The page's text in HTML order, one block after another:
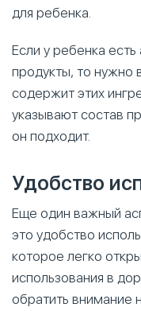
для ребенка.
Если у ребенка
продукты, то нужно
содержит этих
указывают состав
он подходит.
Удобство
Еще один важный
это удобство
которое легко
использования в
обратить внимание